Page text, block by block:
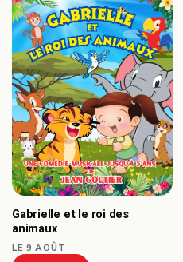
Gabrielle et le roi des
animaux
LE 9 AOÛT